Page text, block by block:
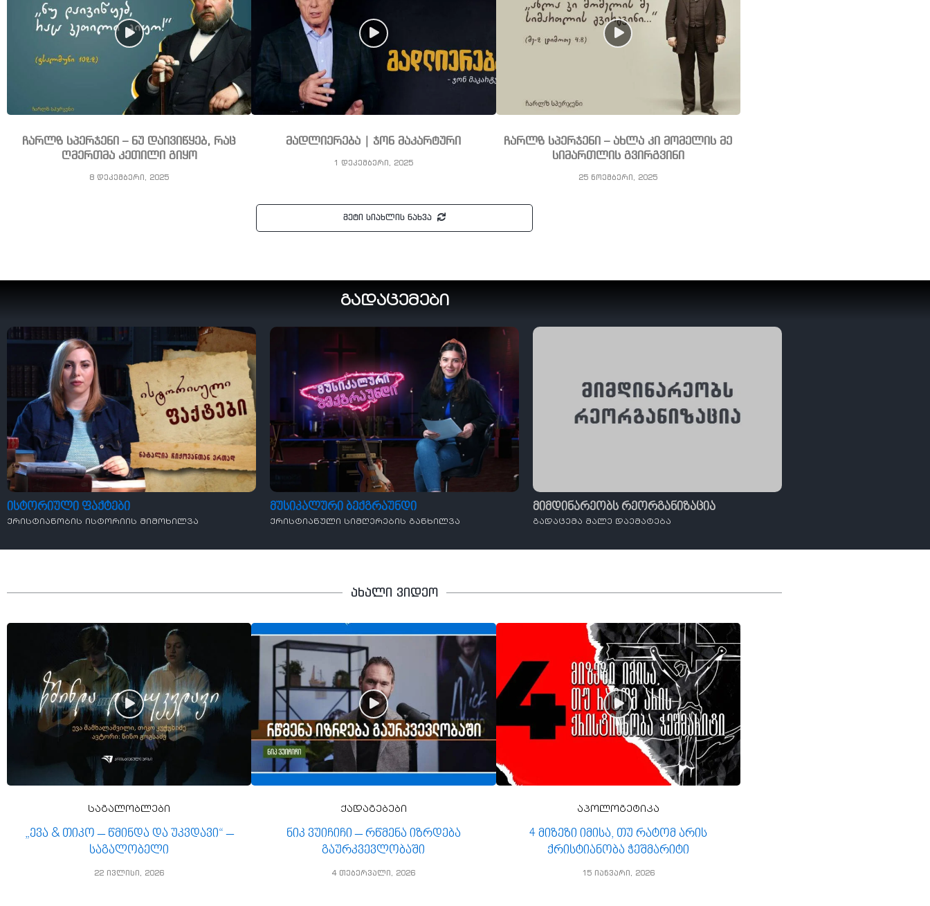
ჩარლზ სპერჯენი – ნუ დაივიწყებ, რაც
ღმერთმა კეთილი გიყო
8 დეკემბერი, 2025
მადლიერება | ჯონ მაკარტური
1 დეკემბერი, 2025
ჩარლზ სპერჯენი – ახლა კი მომელის მე
სიმართლის გვირგვინი
25 ნოემბერი, 2025
მეტი სიახლის ნახვა
გადაცემები
ისტორიული ფაქტები
ქრისტიანობის ისტორიის მიმოხილვა
მუსიკალური ბექგრაუნდი
ქრისტიანული სიმღერების განხილვა
მიმდინარეობს რეორგანიზაცია
გადაცემა მალე დაემატება
ახალი ვიდეო
საგალობლები
„ევა & თიკო – წმინდა და უკვდავი“ –
საგალობელი
22 ივლისი, 2026
ქადაგებები
ნიკ ვუიჩიჩი – რწმენა იზრდება
გაურკვევლობაში
4 თებერვალი, 2026
აპოლოგეტიკა
4 მიზეზი იმისა, თუ რატომ არის
ქრისტიანობა ჭეშმარიტი
15 იანვარი, 2026